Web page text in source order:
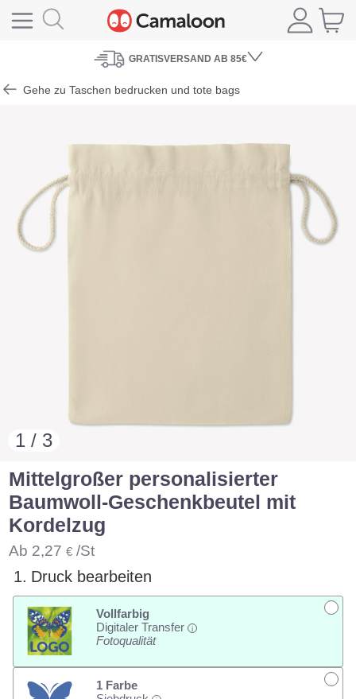
GRATISVERSAND AB 85€
Gehe zu Taschen bedrucken und tote bags
1 / 3
Mittelgroßer personalisierter
Baumwoll-Geschenkbeutel mit
Kordelzug
Ab 2,27 € /St
1. Druck bearbeiten
Vollfarbig
Digitaler Transfer
i
Fotoqualität
1 Farbe